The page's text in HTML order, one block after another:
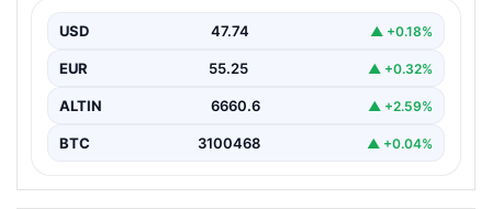
İrlandalı sağ bek Festy Oseiwe Ebosele ile…
USD 47.74 ▲ +0.18%
EUR 55.25 ▲ +0.32%
ALTIN 6660.6 ▲ +2.59%
BTC 3100468 ▲ +0.04%